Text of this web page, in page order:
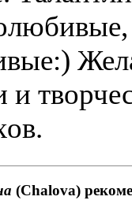
и
(Chalova)